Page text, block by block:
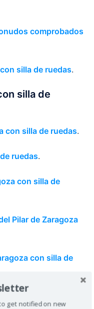
comprobados
silla de ruedas.
silla de
con silla de ruedas.
ruedas.
con silla de
Pilar de Zaragoza
con silla de
de ruedas y
get notified on new